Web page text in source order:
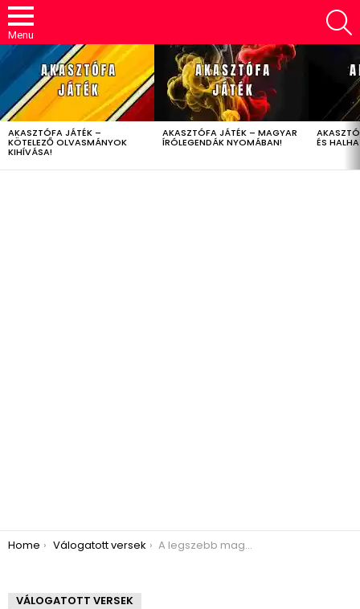
Menu
LATEST
STORIES
AKASZTÓFA JÁTÉK –
KÖTELEZŐ OLVASMÁNYOK
KIHÍVÁSA!
AKASZTÓFA JÁTÉK – MAGYAR
ÍRÓLEGENDÁK NYOMÁBAN! ÉS
You are here:
Home Válogatott versek A legszebb magyar versek egyike: Lírai művészet a magasfokon
VÁLOGATOTT VERSEK